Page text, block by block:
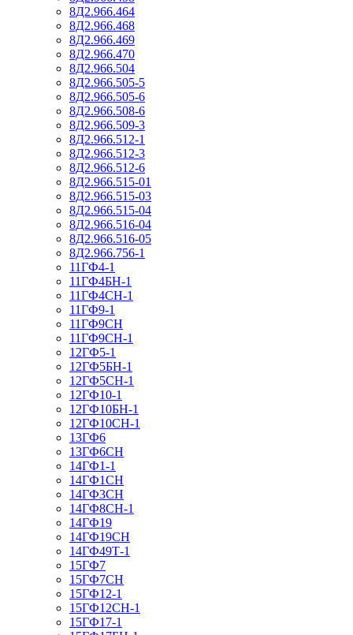
8Д2.966.464
8Д2.966.468
8Д2.966.469
8Д2.966.470
8Д2.966.504
8Д2.966.505-5
8Д2.966.505-6
8Д2.966.508-6
8Д2.966.509-3
8Д2.966.512-1
8Д2.966.512-3
8Д2.966.512-6
8Д2.966.515-01
8Д2.966.515-03
8Д2.966.515-04
8Д2.966.516-04
8Д2.966.516-05
8Д2.966.756-1
11ГФ4-1
11ГФ4БН-1
11ГФ4СН-1
11ГФ9-1
11ГФ9СН
11ГФ9СН-1
12ГФ5-1
12ГФ5БН-1
12ГФ5СН-1
12ГФ10-1
12ГФ10БН-1
12ГФ10СН-1
13ГФ6
13ГФ6СН
14ГФ1-1
14ГФ1СН
14ГФ3СН
14ГФ8СН-1
14ГФ19
14ГФ19СН
14ГФ49Т-1
15ГФ7
15ГФ7СН
15ГФ12-1
15ГФ12СН-1
15ГФ17-1